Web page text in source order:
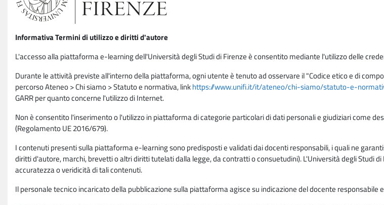
Informativa Termini di utilizzo e diritti d'autore
L'accesso alla piattaforma e-learning dell'Università degli Studi di Firenze è consentito mediante l'utilizzo delle
Durante le attività previste all'interno della piattaforma, ogni utente è tenuto ad osservare il "Codice etico e di
percorso Ateneo > Chi siamo > Statuto e normativa, linkhttps://www.unifi.it/it/ateneo/chi-siamo/statuto-e-
GARR per quanto concerne l'utilizzo di Internet.
Non è consentito l'inserimento o l'utilizzo in piattaforma di categorie particolari di dati personali e giudiziari come
(Regolamento UE 2016/679).
I contenuti presenti sulla piattaforma e-learning sono predisposti e validati dai docenti responsabili, i quali ne
diritti d'autore, marchi, brevetti o altri diritti tutelati dalla legge, da contratti o consuetudini). L'Università degli Studi
accuratezza o veridicità di tali contenuti.
Il personale tecnico incaricato della pubblicazione sulla piattaforma agisce su indicazione del docente